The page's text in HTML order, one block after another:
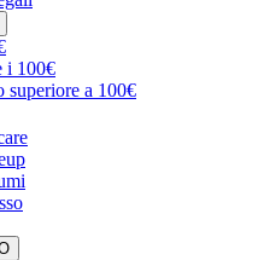
i 100€
superiore a 100€